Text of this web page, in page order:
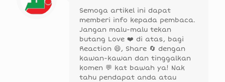
Semoga artikel ini dapat
memberi info kepada pembaca.
Jangan malu-malu tekan
butang Love ❤️ di atas, bagi
Reaction 😄, Share 🔄 dengan
kawan-kawan dan tinggalkan
komen 💬 kat bawah ya! Nak
tahu pendapat anda atau